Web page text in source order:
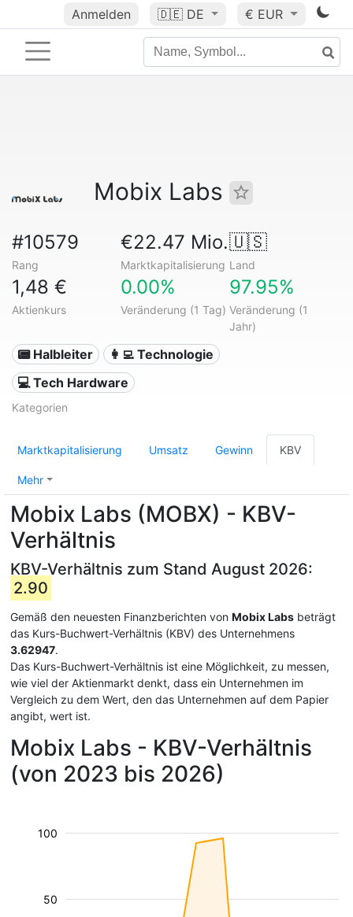
Anmelden 🇩🇪 DE € EUR
Mobix Labs
#10579
Rang
€22.47 Mio.
Marktkapitalisierung
🇺🇸
Land
1,48 €
Aktienkurs
0.00%
Veränderung (1 Tag)
97.95%
Veränderung (1
Jahr)
📟 Halbleiter
👩‍💻 Technologie
💻 Tech Hardware
Kategorien
Marktkapitalisierung Umsatz Gewinn KBV
Mehr
Mobix Labs (MOBX) - KBV-
Verhältnis
KBV-Verhältnis zum Stand August 2026:
2.90
Gemäß den neuesten Finanzberichten von Mobix Labs beträgt
das Kurs-Buchwert-Verhältnis (KBV) des Unternehmens
3.62947.
Das Kurs-Buchwert-Verhältnis ist eine Möglichkeit, zu messen,
wie viel der Aktienmarkt denkt, dass ein Unternehmen im
Vergleich zu dem Wert, den das Unternehmen auf dem Papier
angibt, wert ist.
Mobix Labs - KBV-Verhältnis
(von 2023 bis 2026)
50
100